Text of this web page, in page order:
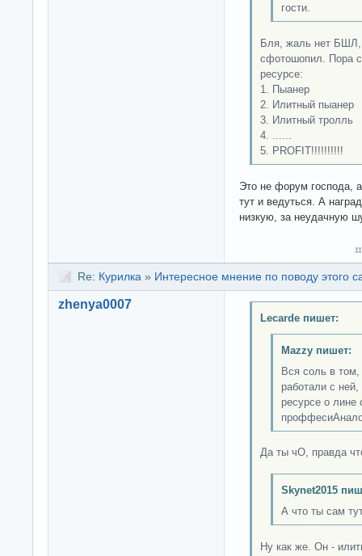
гости.
Бля, жаль нет БШЛ,
сфотошопил. Пора
ресурсе:
1. Пыанер
2. Илитный пыанер
3. Илитный тролль
4. ......
5. PROFIT!!!!!!!!!!
Это не форум господа,
тут и ведуться. А
низкую, за неудачную
Re: Курилка » Интересное мнение по поводу этого
zhenya0007
Lecarde пишет:
Mazzy пишет:
Вся соль в
работали с
ресурсе о лине
Да ты чО, правда
Skynet2015
А что ты сам
Ну как же. Он -